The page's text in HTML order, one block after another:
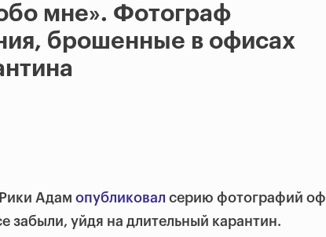
мне». Фотограф
брошенные в офисах
Адам опубликовал серию фотографий
забыли, уйдя на длительный карантин.